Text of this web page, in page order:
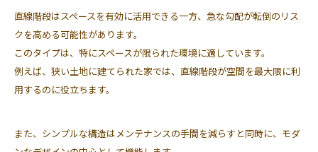
直線階段はスペースを有効に活用できる一方、急な勾配が転倒のリス
クを高める可能性があります。
このタイプは、特にスペースが限られた環境に適しています。
例えば、狭い土地に建てられた家では、直線階段が空間を最大限に利
用するのに役立ちます。
また、シンプルな構造はメンテナンスの手間を減らすと同時に、モダ